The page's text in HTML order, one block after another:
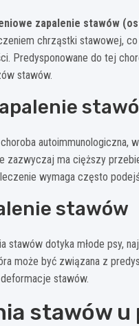
zapalenie stawów
chrząstki stawowej,
Predysponowane do tej
stawów.
autoimmunologiczna,
zazwyczaj ma cięższy
wymaga często
stawów
stawów dotyka młode psy,
może być związana z
stawów.
stawów u